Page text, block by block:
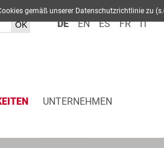
DE EN ES FR IT
UNTERNEHMEN
Cookies gemäß unserer